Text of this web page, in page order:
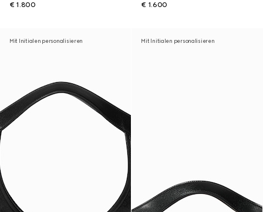
€ 1.800
€ 1.600
Mit Initialen personalisieren Mit Initialen personalisieren